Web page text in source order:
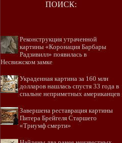
ПОИСК:
Реконструкция утраченной
картины «Коронация Барбары
Радзивилл» появилась в
Несвижском замке
Украденная картина за 160 млн
долларов нашлась спустя 33 года в
спальне неприметных американцев
Завершена реставрация картины
Питера Брейгеля Старшего
«Триумф смерти»